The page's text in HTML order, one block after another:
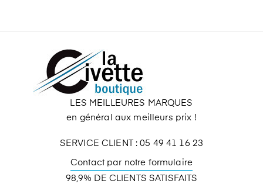
LES MEILLEURES MARQUES
en général aux meilleurs prix !
SERVICE CLIENT : 05 49 41 16 23
Contact par notre formulaire
98,9% DE CLIENTS SATISFAITS